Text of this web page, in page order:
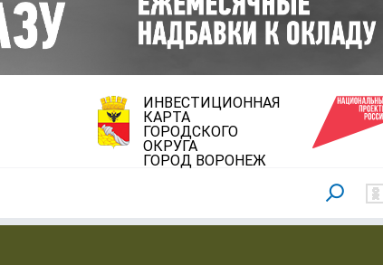
ИНВЕСТИЦИОННАЯ
КАРТА
ГОРОДСКОГО
ОКРУГА
ГОРОД ВОРОНЕЖ